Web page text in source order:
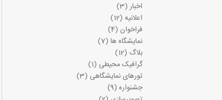
اخبار(3)
اعلانیه (12)
فراخوان (4)
نمایشگاه ها (7)
بلاگ (12)
گرافیک محیطی (1)
تورهای نمایشگاهی (3)
جشنواره (9)